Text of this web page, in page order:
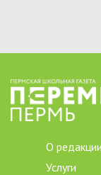
О редакции
Услуги